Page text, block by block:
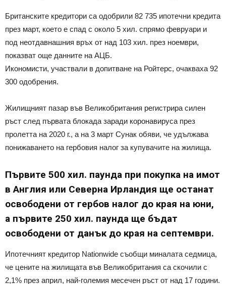
Британските кредитори са одобрили 82 735 ипотечни кредита
през март, което е спад с около 5 хил. спрямо февруари и
под неотдавнашния връх от над 103 хил. през ноември,
показват още данните на АЦБ.
Икономисти, участвали в допитване на Ройтерс, очакваха 92
300 одобрения.
Жилищният пазар във Великобритания регистрира силен
ръст след първата блокада заради коронавируса през
пролетта на 2020 г., а на 3 март Сунак обяви, че удължава
понижаването на гербовия налог за купувачите на жилища.
Първите 500 хил. паунда при покупка на имот
в Англия или Северна Ирландия ще останат
освободени от гербов налог до края на юни,
а първите 250 хил. паунда ще бъдат
освободени от данък до края на септември.
Ипотечният кредитор Nationwide съобщи миналата седмица,
че цените на жилищата във Великобритания са скочили с
2,1% през април, най-големия месечен ръст от над 17 години.